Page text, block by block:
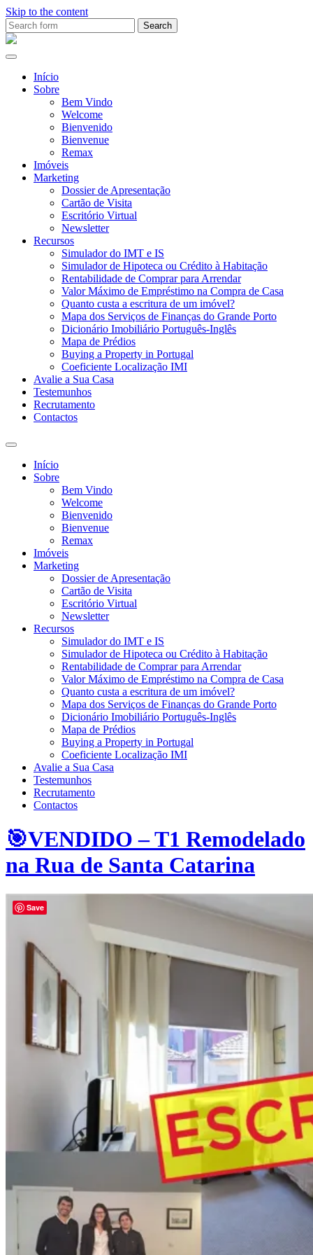
Skip to the content
Search
for:Ana
Início
Sobre
Bem Vindo
Welcome
Bienvenido
Bienvenue
Remax
Imóveis
Marketing
Dossier de Apresentação
Cartão de Visita
Escritório Virtual
Newsletter
Recursos
Simulador do IMT e IS
Simulador de Hipoteca ou Crédito à Habitação
Rentabilidade de Comprar para Arrendar
Valor Máximo de Empréstimo na Compra de Casa
Quanto custa a escritura de um imóvel?
Mapa dos Serviços de Finanças do Grande Porto
Dicionário Imobiliário Português-Inglês
Mapa de Prédios
Buying a Property in Portugal
Coeficiente Localização IMI
Avalie a Sua Casa
Testemunhos
Recrutamento
Contactos
Toggle
search
field
Início
Sobre
Bem Vindo
Welcome
Bienvenido
Bienvenue
Remax
Imóveis
Marketing
Dossier de Apresentação
Cartão de Visita
Escritório Virtual
Newsletter
Recursos
Simulador do IMT e IS
Simulador de Hipoteca ou Crédito à Habitação
Rentabilidade de Comprar para Arrendar
Valor Máximo de Empréstimo na Compra de Casa
Quanto custa a escritura de um imóvel?
Mapa dos Serviços de Finanças do Grande Porto
Dicionário Imobiliário Português-Inglês
Mapa de Prédios
Buying a Property in Portugal
Coeficiente Localização IMI
Avalie a Sua Casa
Testemunhos
Recrutamento
Contactos
🎯VENDIDO – T1 Remodelado
na Rua de Santa Catarina
Save